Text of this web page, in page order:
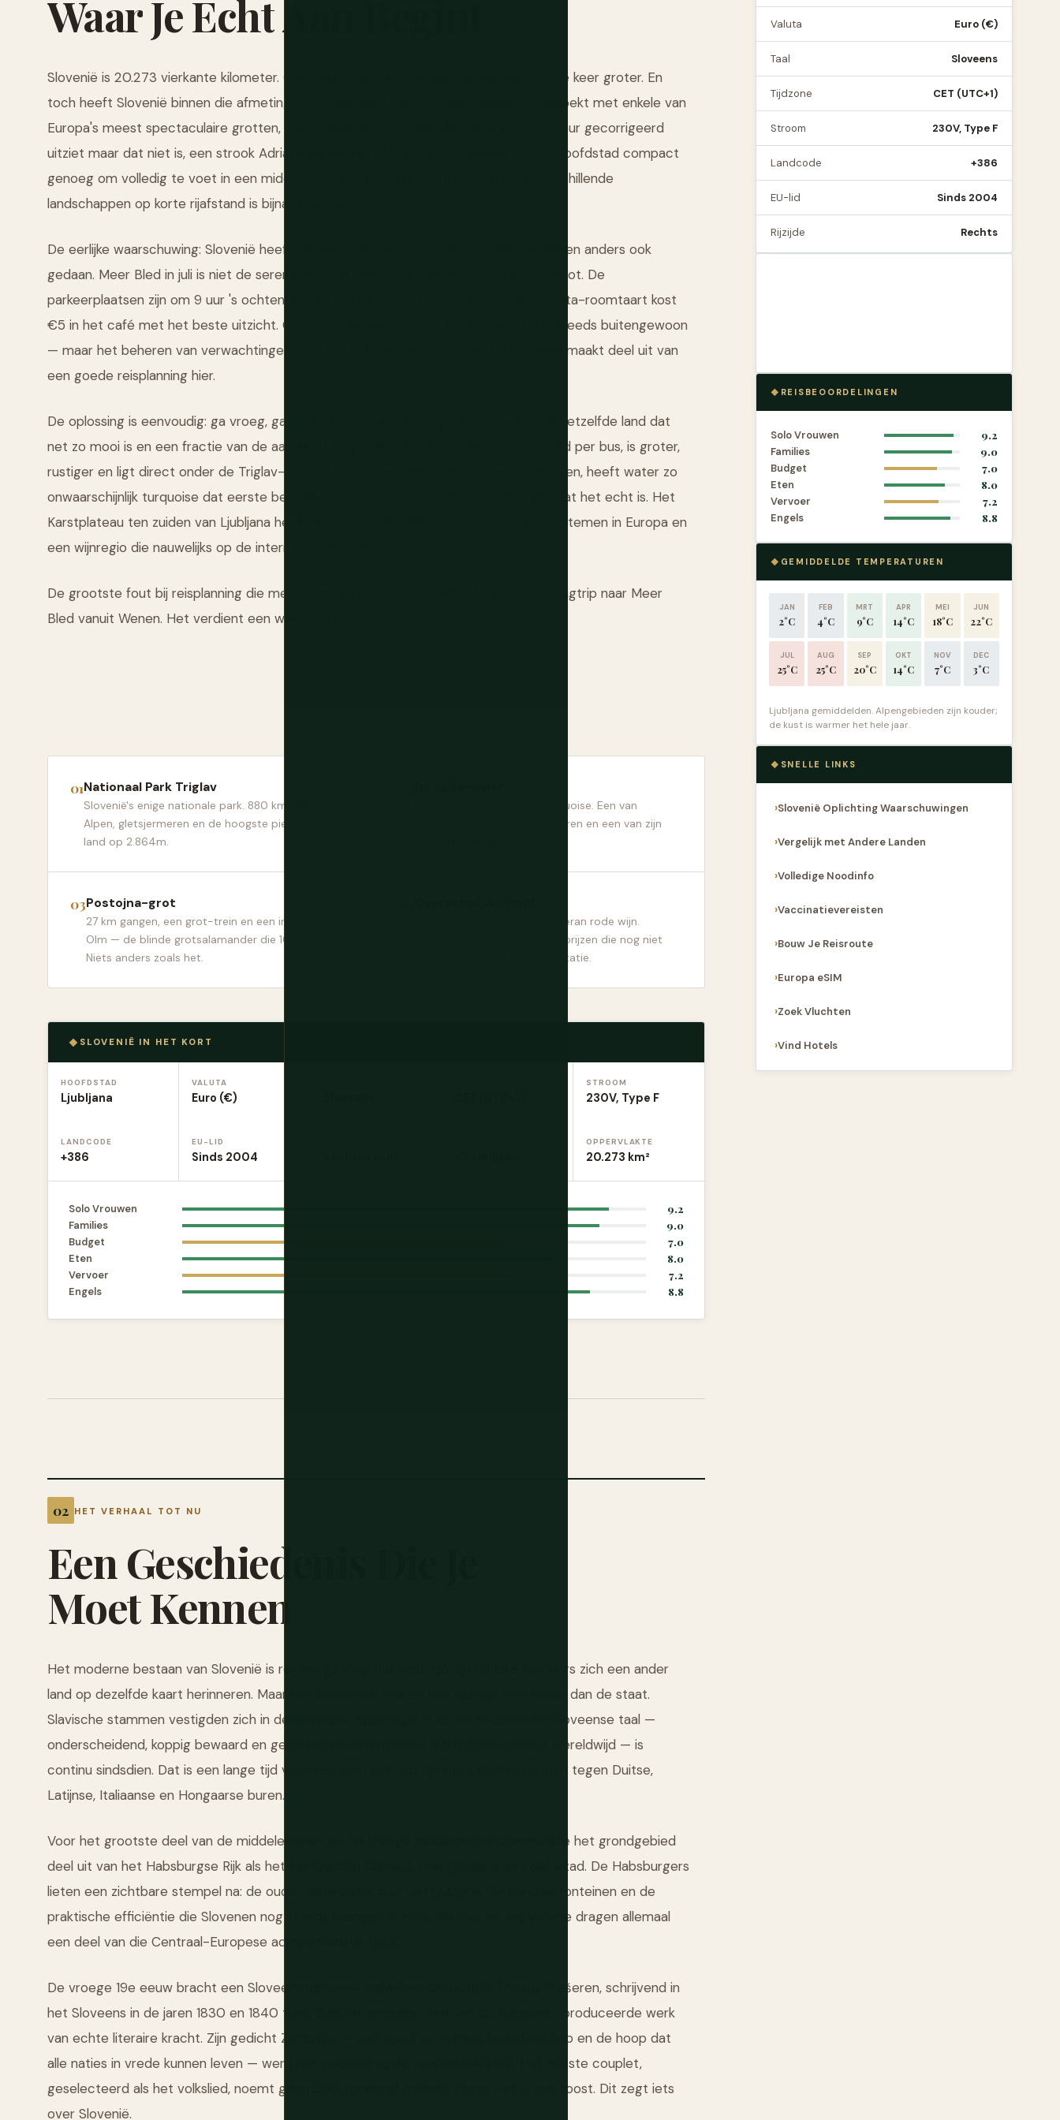
WaarJeEchtAan
Slovenië is 20.273 vierkante kilometer. Oostenrijk is vier keer groter. Zwitserland is drie keer groter. En
toch heeft Slovenië binnen die afmetingen de Julische Alpen, een karstplateau doorspekt met enkele van
Europa's meest spectaculaire grotten, een smaragdgroene rivierdal die er in foto's kleur gecorrigeerd
uitziet maar dat niet is, een strook Adriatische kustlijn, glooiende wijnheuvels en een hoofdstad compact
genoeg om volledig te voet in een middag te verkennen. De dichtheid van echt verschillende
landschappen op korte rijafstand is bijna onredelijk.
De eerlijke waarschuwing: Slovenië heeft ontdekt dat het mooi is, en dat heeft iedereen anders ook
gedaan. Meer Bled in juli is niet de serene Alpenontsnapping zoals het wordt gepromoot. De
parkeerplaatsen zijn om 9 uur 's ochtends vol. De roeiboten staan in de rij. De kremšnita-roomtaart kost
€5 in het café met het beste uitzicht. Geen van dit alles verpest Bled — het is nog steeds buitengewoon
— maar het beheren van verwachtingen rond het volume aan bezoekers in de zomer maakt deel uit van
een goede reisplanning hier.
De oplossing is eenvoudig: ga vroeg, ga in het tussenseizoen, of ga ergens anders in hetzelfde land dat
net zo mooi is en een fractie van de aandacht krijgt. Meer Bohinj, 30 minuten van Bled per bus, is groter,
rustiger en ligt direct onder de Triglav-massief. De Soča-vallei, een uur naar het westen, heeft water zo
onwaarschijnlijk turquoise dat eerste bezoekers de auto stoppen om te bevestigen dat het echt is. Het
Karstplateau ten zuiden van Ljubljana heeft enkele van de meest dramatische grotsystemen in Europa en
een wijnregio die nauwelijks op de internationale radar staat.
De grootste fout bij reisplanning die mensen maken, is Slovenië behandelen als een dagtrip naar Meer
Bled vanuit Wenen. Het verdient een week, minimum.
Nationaal Park Triglav
Slovenië's enige nationale park. 880 km² Julische
Alpen, gletsjermeren en de hoogste piek van het
land op 2.864m.
Gletsjer gevoed en echt turquoise. Een van
Europa's beste wildwaterrivieren en een van zijn
Postojna-grot
27 km gangen, een grot-trein en een inwonende
Olm — de blinde grotsalamander die 100 jaar leeft.
Niets anders zoals het.
Brda, Vipava-vallei en Karst Teran rode wijn.
Wereldklasse kwaliteit tegen prijzen die nog niet
hebben ingehaald bij de reputatie.
SLOVENIË IN HET KORT
HOOFDSTAD
Ljubljana
VALUTA
Euro (€)
STROOM
230V, Type F
LANDCODE
+386
EU-LID
Sinds 2004
OPPERVLAKTE
20.273 km²
Solo Vrouwen
9.2
Families
9.0
Budget
7.0
Eten
8.0
Vervoer
7.2
Engels
8.8
HET VERHAAL TOT NU
EenGeschiedenis
MoetKennen
Het moderne bestaan van Slovenië is recent genoeg dat veel van zijn oudere inwoners zich een ander
land op dezelfde kaart herinneren. Maar het Sloveense volk en hun taal zijn veel ouder dan de staat.
Slavische stammen vestigden zich in de oostelijke Alpenregio in de 6e eeuw, en de Sloveense taal —
onderscheidend, koppig bewaard en gesproken door ongeveer 2,5 miljoen mensen wereldwijd — is
continu sindsdien. Dat is een lange tijd voor een klein volk om zijn taalg Bod te houden tegen Duitse,
Latijnse, Italiaanse en Hongaarse buren.
Voor het grootste deel van de middeleeuwen en de vroege moderne periode maakte het grondgebied
deel uit van het Habsburgse Rijk als het Hertogdom Carniola, met Ljubljana als hoofdstad. De Habsburgers
lieten een zichtbare stempel na: de oude stadarchitectuur van Ljubljana, de barokke fonteinen en de
praktische efficiëntie die Slovenen nog steeds brengen in infrastructuur en organisatie dragen allemaal
een deel van die Centraal-Europese administratieve DNA.
De vroege 19e eeuw bracht een Sloveens nationaal ontwaken. De dichter France Prešeren, schrijvend in
het Sloveens in de jaren 1830 en 1840 toen Duits de prestige-taal van de regio was, produceerde werk
van echte literaire kracht. Zijn gedicht Zdravljica — een toost op vrijheid, broederschap en de hoop dat
alle naties in vrede kunnen leven — werd het volkslied na de onafhankelijkheid. Het laatste couplet,
geselecteerd als het volkslied, noemt geen God, koning of militaire glorie. Het is een toost. Dit zegt iets
over Slovenië.
Valuta Euro (€)
Taal Sloveens
Tijdzone CET (UTC+1)
Stroom 230V, Type F
Landcode +386
EU-lid Sinds 2004
Rijzijde Rechts
REISBEOORDELINGEN
Solo Vrouwen
9.2
Families
9.0
Budget
7.0
Eten
8.0
Vervoer
7.2
Engels
8.8
GEMIDDELDE TEMPERATUREN
JAN
2°C
FEB
4°C
MRT
9°C
APR
14°C
MEI
18°C
JUN
22°C
JUL
25°C
AUG
25°C
SEP
20°C
OKT
14°C
NOV
7°C
DEC
3°C
Ljubljana gemiddelden. Alpengebieden zijn kouder;
de kust is warmer het hele jaar.
SNELLE LINKS
Slovenië Oplichting Waarschuwingen
Vergelijk met Andere Landen
Volledige Noodinfo
Vaccinatievereisten
Bouw Je Reisroute
Europa eSIM
Zoek Vluchten
Vind Hotels